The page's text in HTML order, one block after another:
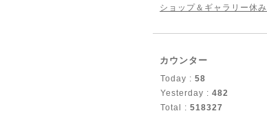
ショップ＆ギャラリー休み
カウンター
Today : 58
Yesterday : 482
Total : 518327